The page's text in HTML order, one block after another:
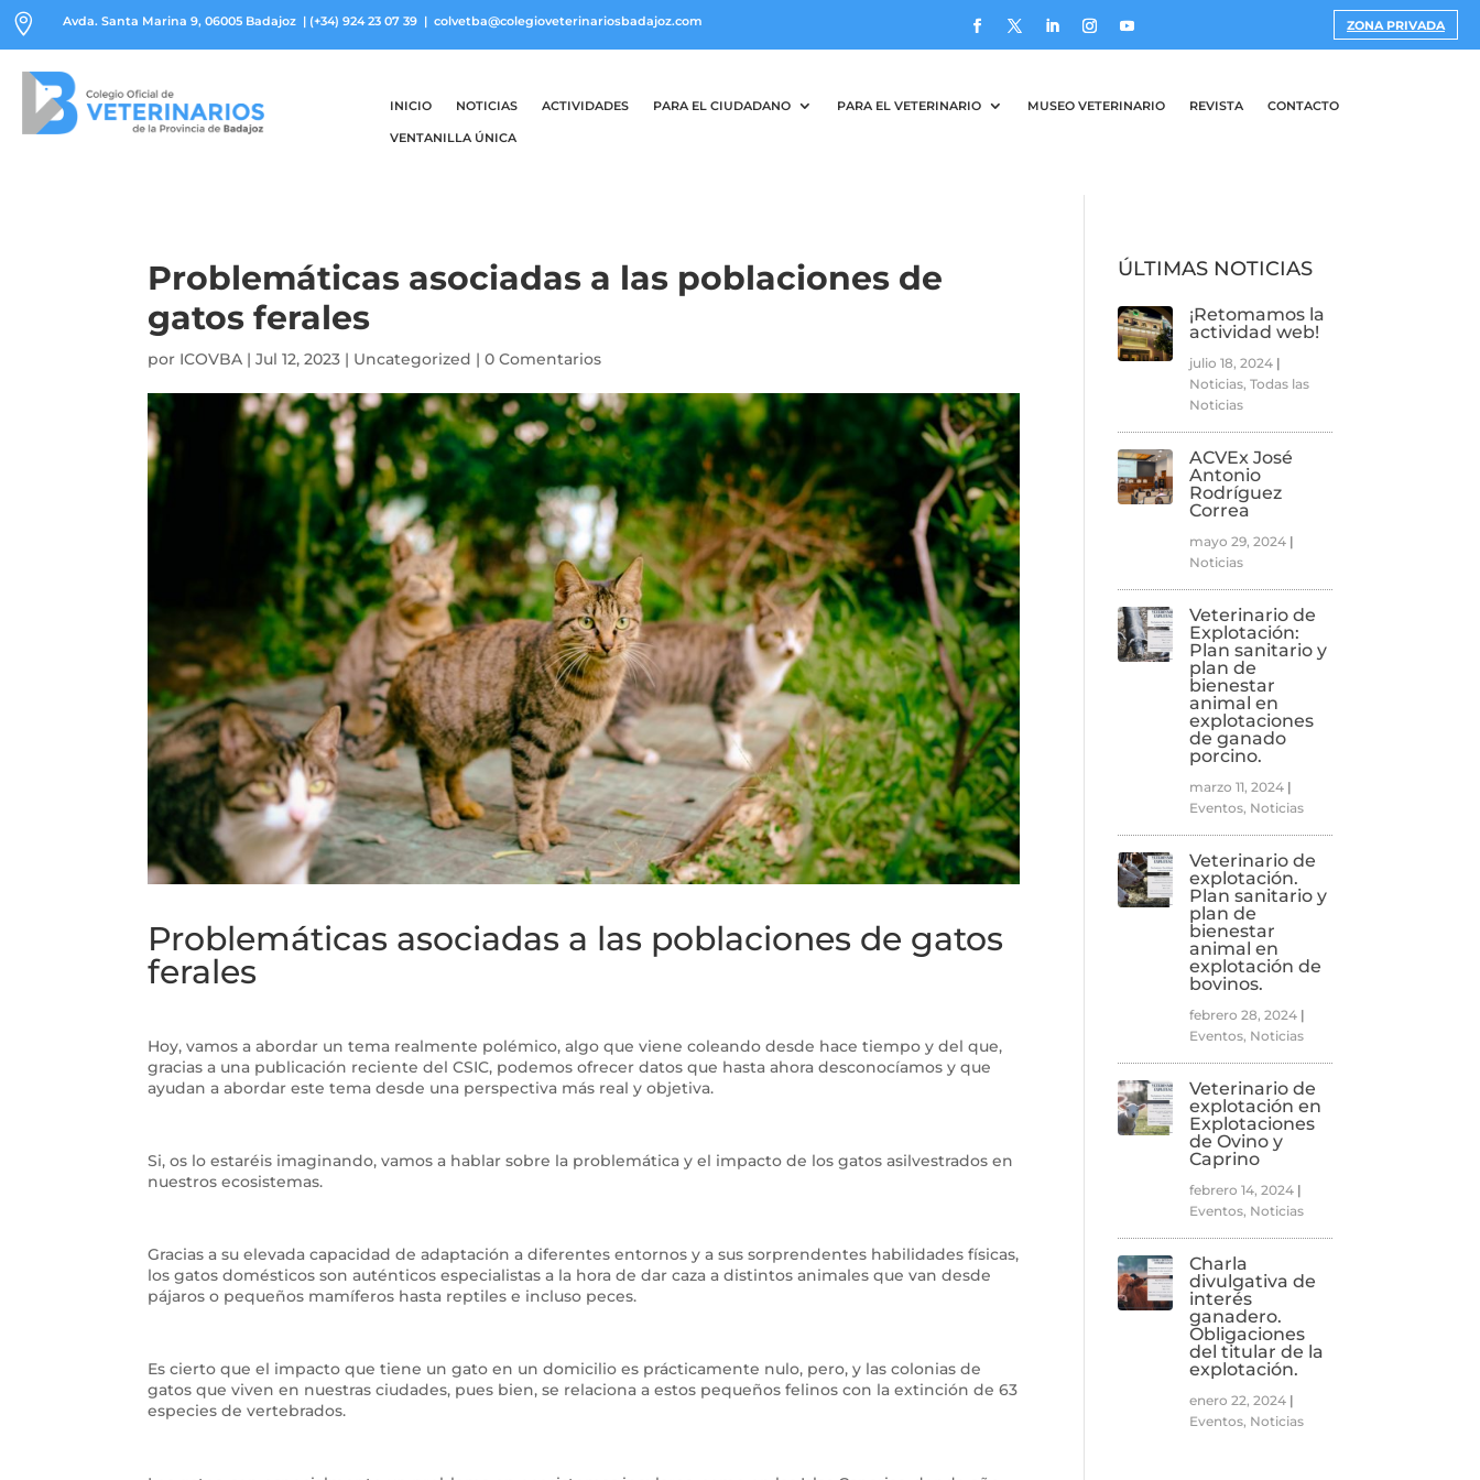
 Avda. Santa Marina 9, 06005 Badajoz | (+34) 924 23 07 39 | colvetba@colegioveterinariosbadajoz.com ZONA PRIVADA
INICIO NOTICIAS ACTIVIDADES PARA EL CIUDADANO PARA EL VETERINARIO MUSEO VETERINARIO REVISTA CONTACTO
VENTANILLA ÚNICA
Problemáticas asociadas a las poblaciones de
gatos ferales
por ICOVBA |Jul 12, 2023 | Uncategorized |0 Comentarios
Problemáticas asociadas a las poblaciones de gatos
ferales
Hoy, vamos a abordar un tema realmente polémico, algo que viene coleando desde hace tiempo y del que,
gracias a una publicación reciente del CSIC, podemos ofrecer datos que hasta ahora desconocíamos y que
ayudan a abordar este tema desde una perspectiva más real y objetiva.
Si, os lo estaréis imaginando, vamos a hablar sobre la problemática y el impacto de los gatos asilvestrados en
nuestros ecosistemas.
Gracias a su elevada capacidad de adaptación a diferentes entornos y a sus sorprendentes habilidades físicas,
los gatos domésticos son auténticos especialistas a la hora de dar caza a distintos animales que van desde
pájaros o pequeños mamíferos hasta reptiles e incluso peces.
Es cierto que el impacto que tiene un gato en un domicilio es prácticamente nulo, pero, y las colonias de
gatos que viven en nuestras ciudades, pues bien, se relaciona a estos pequeños felinos con la extinción de 63
especies de vertebrados.
ÚLTIMAS NOTICIAS
¡Retomamos la
actividad web!
julio 18, 2024 |
Noticias,Todas las
Noticias
ACVEx José
Antonio
Rodríguez
Correa
mayo 29, 2024 |
Noticias
Veterinario de
Explotación:
Plan sanitario y
plan de
bienestar
animal en
explotaciones
de ganado
porcino.
marzo 11, 2024 |
Eventos, Noticias
Veterinario de
explotación.
Plan sanitario y
plan de
bienestar
animal en
explotación de
bovinos.
febrero 28, 2024 |
Eventos, Noticias
Veterinario de
explotación en
Explotaciones
de Ovino y
Caprino
febrero 14, 2024 |
Eventos, Noticias
Charla
divulgativa de
interés
ganadero.
Obligaciones
del titular de la
explotación.
enero 22, 2024 |
Eventos, Noticias